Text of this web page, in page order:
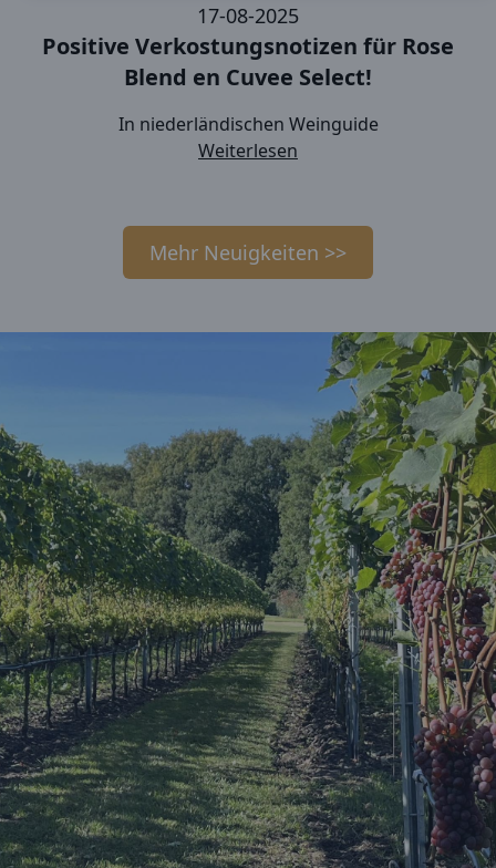
17-08-2025
Positive Verkostungsnotizen für Rose
Blend en Cuvee Select!
In niederländischen Weinguide
Weiterlesen
Mehr Neuigkeiten >>